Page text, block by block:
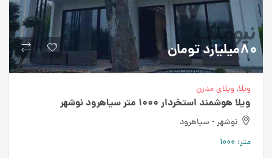
80میلیارد تومان
ویلا,ویلای مدرن
ویلا هوشمند استخردار 1000 متر سیاهرود نوشهر
نوشهر - سیاهرود
متر: 1000